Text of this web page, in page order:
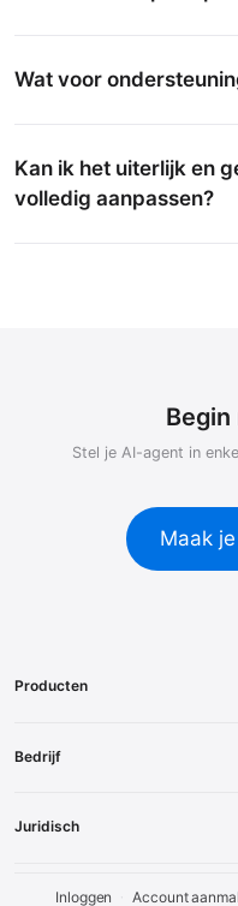
Wat voor
Kan ik het uiterlijk en
volledig aanpassen?
Begin
Stel je AI-agent in
Maak
Producten
Bedrijf
Juridisch
Inloggen Account